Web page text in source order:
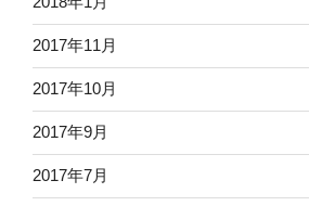
2017年11月
2017年10月
2017年9月
2017年7月